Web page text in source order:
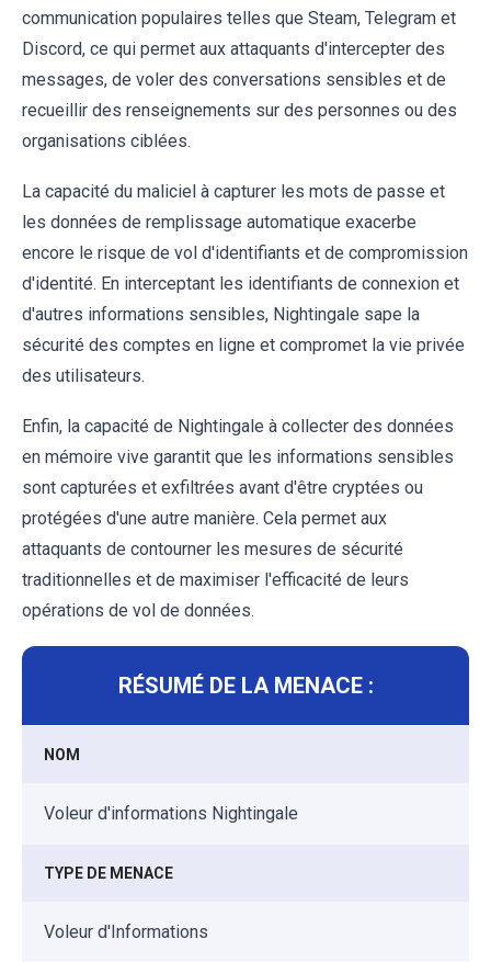
communication populaires telles que Steam, Telegram et
Discord, ce qui permet aux attaquants d'intercepter des
messages, de voler des conversations sensibles et de
recueillir des renseignements sur des personnes ou des
organisations ciblées.
La capacité du maliciel à capturer les mots de passe et
les données de remplissage automatique exacerbe
encore le risque de vol d'identifiants et de compromission
d'identité. En interceptant les identifiants de connexion et
d'autres informations sensibles, Nightingale sape la
sécurité des comptes en ligne et compromet la vie privée
des utilisateurs.
Enfin, la capacité de Nightingale à collecter des données
en mémoire vive garantit que les informations sensibles
sont capturées et exfiltrées avant d'être cryptées ou
protégées d'une autre manière. Cela permet aux
attaquants de contourner les mesures de sécurité
traditionnelles et de maximiser l'efficacité de leurs
opérations de vol de données.
RÉSUMÉ DE LA MENACE :
NOM
Voleur d'informations Nightingale
TYPE DE MENACE
Voleur d'Informations